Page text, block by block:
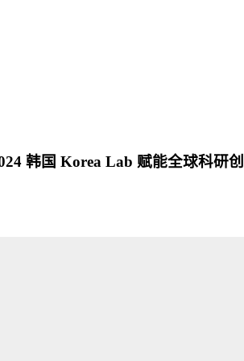
韩国 Korea Lab 赋能全球科研